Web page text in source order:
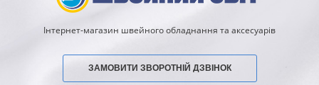
Інтернет-магазин швейного обладнання та аксесуарів
ЗАМОВИТИ ЗВОРОТНІЙ ДЗВІНОК